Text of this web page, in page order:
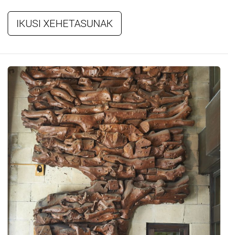
IKUSI XEHETASUNAK